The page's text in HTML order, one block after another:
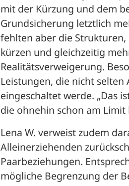
mit der Kürzung und dem
Grundsicherung letztlich
fehlten aber die
kürzen und gleichzeitig
Realitätsverweigerung.
Leistungen, die nicht
eingeschaltet werde. „Das
die ohnehin schon am Limit
Lena W. verweist zudem
Alleinerziehenden
Paarbeziehungen.
mögliche Begrenzung der